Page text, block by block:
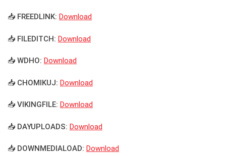
📥 FREEDLINK: Download
📥 FILEDITCH: Download
📥 WDHO: Download
📥 CHOMIKUJ: Download
📥 VIKINGFILE: Download
📥 DAYUPLOADS: Download
📥 DOWNMEDIALOAD: Download